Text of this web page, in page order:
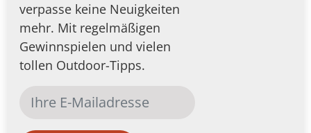
verpasse keine Neuigkeiten
mehr. Mit regelmäßigen
Gewinnspielen und vielen
tollen Outdoor-Tipps.